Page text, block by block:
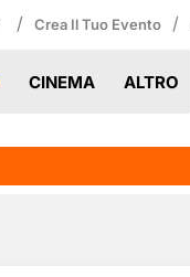
/ Crea Il Tuo Evento /
CINEMA ALTRO